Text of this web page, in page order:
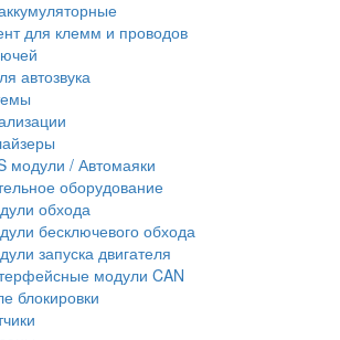
для клемм и проводов
автозвука
модули / Автомаяки
оборудование
обхода
бесключевого обхода
запуска двигателя
модули CAN
блокировки